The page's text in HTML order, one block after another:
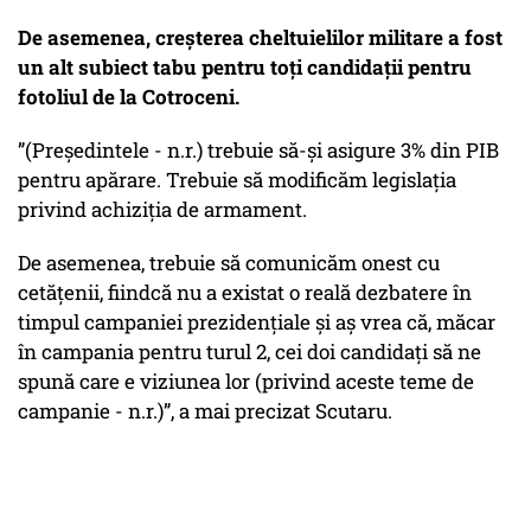
De asemenea, creșterea cheltuielilor militare a fost
un alt subiect tabu pentru toți candidații pentru
fotoliul de la Cotroceni.
”(Președintele - n.r.) trebuie să-și asigure 3% din PIB
pentru apărare. Trebuie să modificăm legislația
privind achiziția de armament.
De asemenea, trebuie să comunicăm onest cu
cetățenii, fiindcă nu a existat o reală dezbatere în
timpul campaniei prezidențiale și aș vrea că, măcar
în campania pentru turul 2, cei doi candidați să ne
spună care e viziunea lor (privind aceste teme de
campanie - n.r.)”, a mai precizat Scutaru.